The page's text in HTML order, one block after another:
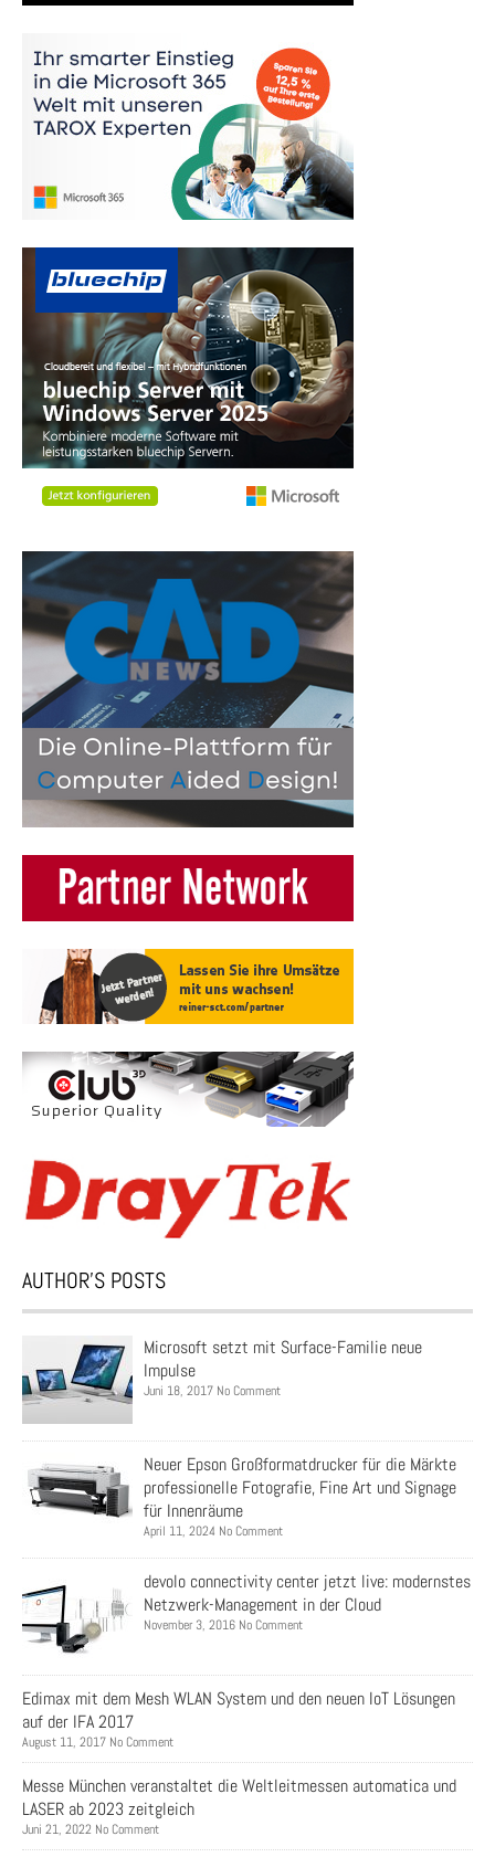
AUTHOR’S POSTS
Microsoft setzt mit Surface-Familie neue
Impulse
Juni 18, 2017 No Comment
Neuer Epson Großformatdrucker für die Märkte
professionelle Fotografie, Fine Art und Signage
für Innenräume
April 11, 2024 No Comment
devolo connectivity center jetzt live: modernstes
Netzwerk-Management in der Cloud
November 3, 2016 No Comment
Edimax mit dem Mesh WLAN System und den neuen IoT Lösungen
auf der IFA 2017
August 11, 2017 No Comment
Messe München veranstaltet die Weltleitmessen automatica und
LASER ab 2023 zeitgleich
Juni 21, 2022 No Comment